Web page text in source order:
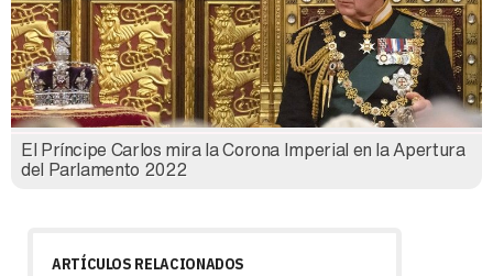
El Príncipe Carlos mira la Corona Imperial en la Apertura
del Parlamento 2022
ARTÍCULOS RELACIONADOS